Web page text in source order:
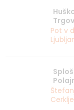
Pot v